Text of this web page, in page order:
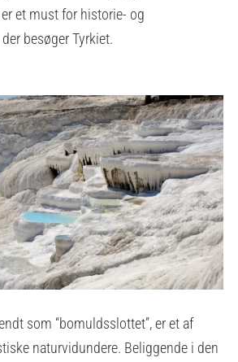
et must for historie- og
besøger Tyrkiet.
som “bomuldsslottet”, er et af
naturvidundere. Beliggende i den